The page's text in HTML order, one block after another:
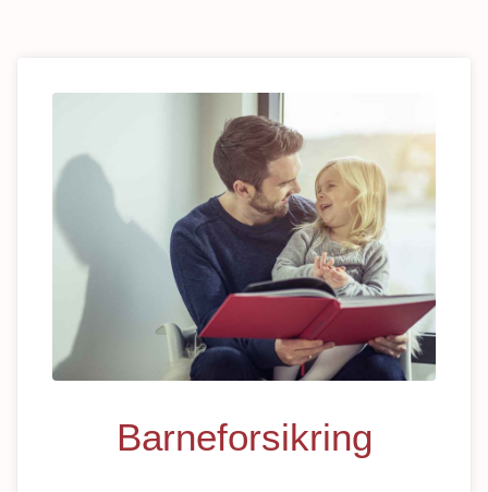
Barneforsikring